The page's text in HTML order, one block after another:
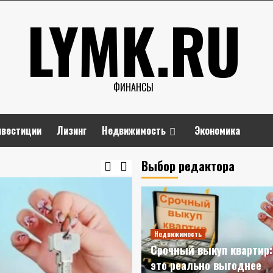
LYMK.RU
ФИНАНСЫ
Лизинг Недвижимость Экономика
Выбор редактора
Недвижимость
Срочный выкуп
это реально выгоднее